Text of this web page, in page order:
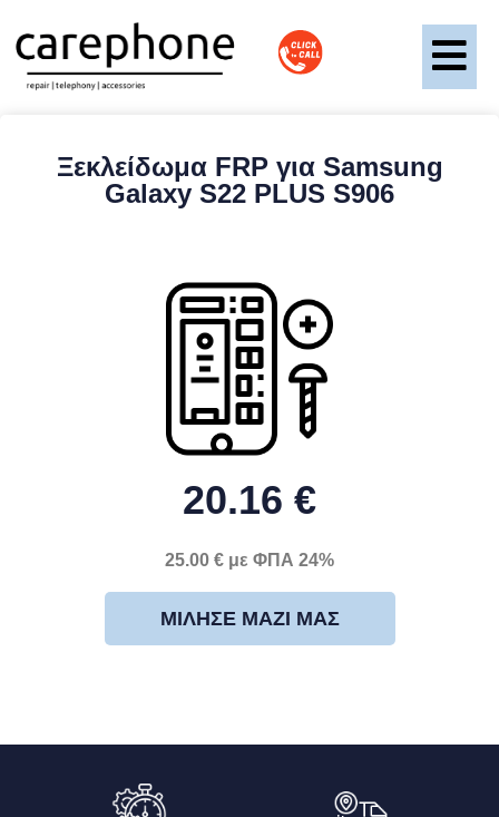
Ξεκλείδωμα FRP για Samsung
Galaxy S22 PLUS S906
20.16 €
25.00 € με ΦΠΑ 24%
ΜΊΛΗΣΕ ΜΑΖΊ ΜΑΣ